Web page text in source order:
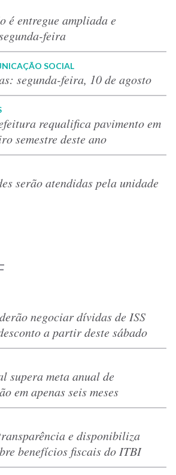
é entregue ampliada e
feira
SOCIAL
segunda-feira, 10 de agosto
requalifica pavimento em
semestre deste ano
serão atendidas pela unidade
negociar dívidas de ISS
a partir deste sábado
supera meta anual de
em apenas seis meses
e disponibiliza
benefícios fiscais do ITBI